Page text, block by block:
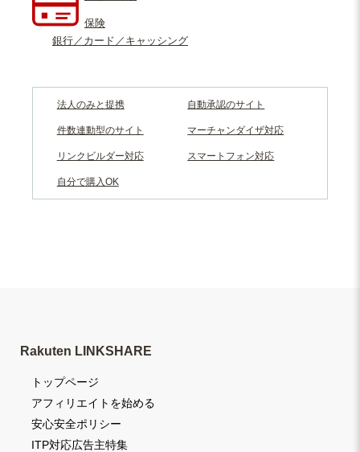
保険
銀行／カード／キャッシング
法人のみと提携 自動承認のサイト
件数連動型のサイト マーチャンダイザ対応
リンクビルダー対応 スマートフォン対応
自分で購入OK
Rakuten LINKSHARE
トップページ
アフィリエイトを始める
安心安全ポリシー
ITP対応広告主特集